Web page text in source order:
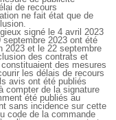
de recours
ne fait état que de
signé le 4 avril 2023
2023 ont été
2023 et le 22 septembre
des contrats et
constituaient des mesures
les délais de recours
avis ont été publiés
compter de la signature
été publiés au
sans incidence sur cette
code de la commande